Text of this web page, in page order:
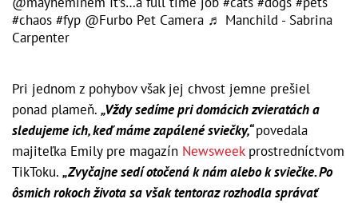
#chaos #fyp @Furbo Pet Camera ♬ Manchild - Sabrina
Carpenter
Pri jednom z pohybov však jej chvost jemne prešiel
ponad plameň. „Vždy sedíme pri domácich zvieratách a
sledujeme ich, keď máme zapálené sviečky,“povedala
majiteľka Emily pre magazín Newsweekprostredníctvom
TikToku. „Zvyčajne sedí otočená k nám alebo k sviečke. Po
ôsmich rokoch života sa však tentoraz rozhodla správať